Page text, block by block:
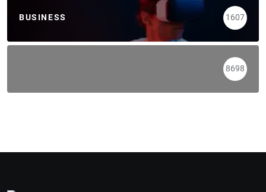
BUSINESS 1607
8698